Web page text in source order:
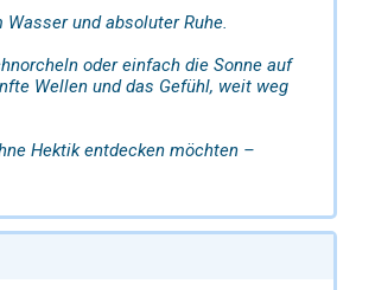
und absoluter Ruhe.
oder einfach die Sonne auf
Wellen und das Gefühl, weit weg
Hektik entdecken möchten –